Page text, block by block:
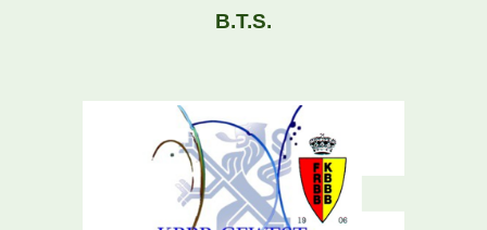
B.T.S.